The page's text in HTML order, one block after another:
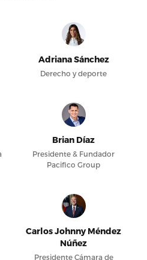
Adriana Sánchez
Derecho y deporte
Brian Díaz
Presidente & Fundador
Pacifico Group
Carlos Johnny Méndez
Núñez
Presidente Cámara de